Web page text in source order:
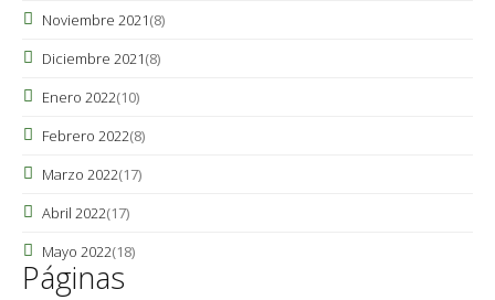
Noviembre 2021(8)
Diciembre 2021(8)
Enero 2022(10)
Febrero 2022(8)
Marzo 2022(17)
Abril 2022(17)
Mayo 2022(18)
Páginas